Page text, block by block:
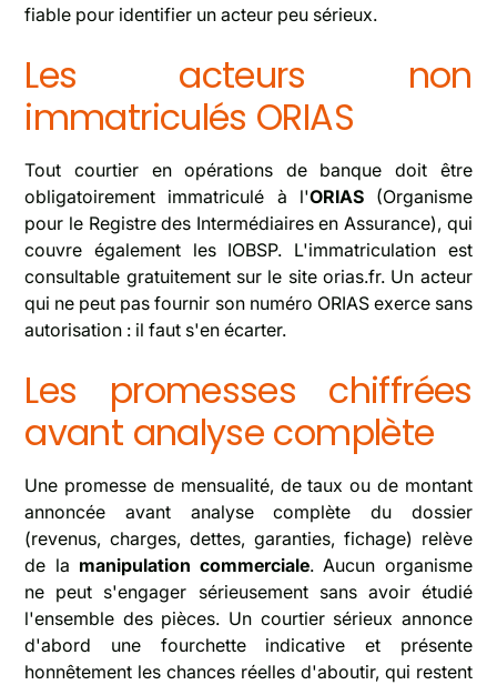
fiable pour identifier un acteur peu sérieux.
Les acteurs non
immatriculés ORIAS
Tout courtier en opérations de banque doit être
obligatoirement immatriculé à l'ORIAS(Organisme
pour le Registre des Intermédiaires en Assurance), qui
couvre également les IOBSP. L'immatriculation est
consultable gratuitement sur le site orias.fr. Un acteur
qui ne peut pas fournir son numéro ORIAS exerce sans
autorisation : il faut s'en écarter.
Les promesses chiffrées
avant analyse complète
Une promesse de mensualité, de taux ou de montant
annoncée avant analyse complète du dossier
(revenus, charges, dettes, garanties, fichage) relève
de la manipulation commerciale. Aucun organisme
ne peut s'engager sérieusement sans avoir étudié
l'ensemble des pièces. Un courtier sérieux annonce
d'abord une fourchette indicative et présente
honnêtement les chances réelles d'aboutir, qui restent